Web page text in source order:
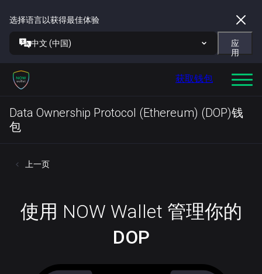
选择语言以获得最佳体验
中文 (中国)
应
用
获取钱包
Data Ownership Protocol (Ethereum) (DOP)钱
包
上一页
使用 NOW Wallet 管理你的
DOP